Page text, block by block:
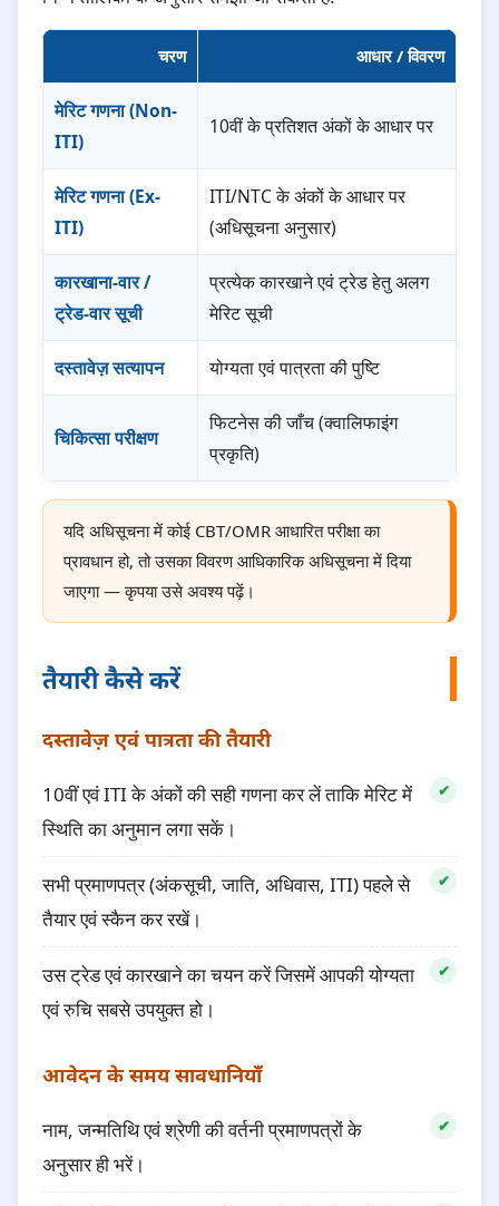
चरण आधार / विवरण
मेरिट गणना (Non-
ITI)
10वीं के प्रतिशत अंकों के आधार पर
मेरिट गणना (Ex-
ITI)
ITI/NTC के अंकों के आधार पर
(अधिसूचना अनुसार)
कारखाना-वार /
ट्रेड-वार सूची
प्रत्येक कारखाने एवं ट्रेड हेतु अलग
मेरिट सूची
दस्तावेज़ सत्यापन योग्यता एवं पात्रता की पुष्टि
चिकित्सा परीक्षण
फिटनेस की जाँच (क्वालिफाइंग
प्रकृति)
यदि अधिसूचना में कोई CBT/OMR आधारित परीक्षा का
प्रावधान हो, तो उसका विवरण आधिकारिक अधिसूचना में दिया
जाएगा — कृपया उसे अवश्य पढ़ें।
तैयारी कैसे करें
दस्तावेज़ एवं पात्रता की तैयारी
10वीं एवं ITI के अंकों की सही गणना कर लें ताकि मेरिट में
स्थिति का अनुमान लगा सकें।
सभी प्रमाणपत्र (अंकसूची, जाति, अधिवास, ITI) पहले से
तैयार एवं स्कैन कर रखें।
उस ट्रेड एवं कारखाने का चयन करें जिसमें आपकी योग्यता
एवं रुचि सबसे उपयुक्त हो।
आवेदन के समय सावधानियाँ
नाम, जन्मतिथि एवं श्रेणी की वर्तनी प्रमाणपत्रों के
अनुसार ही भरें।